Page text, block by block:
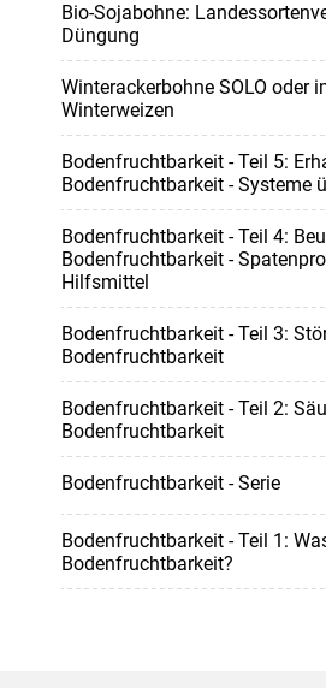
Bio-Sojabohne:
Düngung
Winterackerbohne SOLO oder
Winterweizen
Bodenfruchtbarkeit - Teil 5:
Bodenfruchtbarkeit - Systeme
Bodenfruchtbarkeit - Teil 4:
Bodenfruchtbarkeit -
Hilfsmittel
Bodenfruchtbarkeit - Teil 3:
Bodenfruchtbarkeit
Bodenfruchtbarkeit - Teil 2:
Bodenfruchtbarkeit
Bodenfruchtbarkeit - Serie
Bodenfruchtbarkeit - Teil 1:
Bodenfruchtbarkeit?